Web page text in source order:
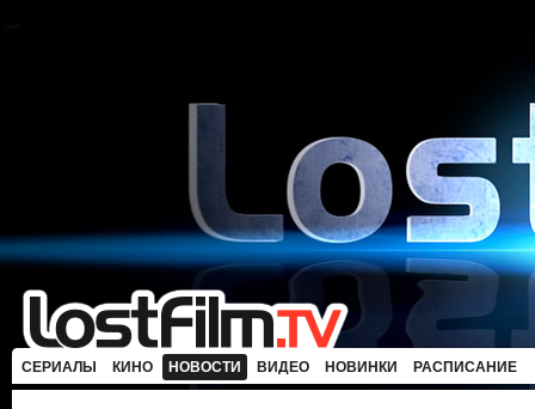
СЕРИАЛЫ КИНО НОВОСТИ ВИДЕО НОВИНКИ РАСПИСАНИЕ